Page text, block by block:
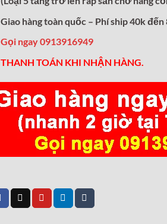
Giao hàng toàn quốc – Phí ship 40k đến
Gọi ngay 0913916949
THANH TOÁN KHI NHẬN HÀNG.